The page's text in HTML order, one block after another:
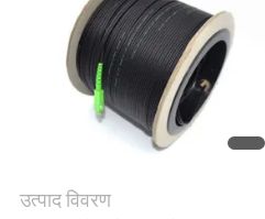
उत्पाद विवरण